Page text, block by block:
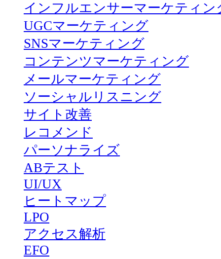
インフルエンサーマーケティン
UGCマーケティング
SNSマーケティング
コンテンツマーケティング
メールマーケティング
ソーシャルリスニング
サイト改善
レコメンド
パーソナライズ
ABテスト
UI/UX
ヒートマップ
LPO
アクセス解析
EFO